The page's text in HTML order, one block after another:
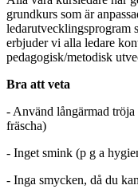
grundkurs som är
ledarutvecklingsprogram
erbjuder vi alla ledare
pedagogisk/metodisk
Bra att veta
- Använd långärmad
fräscha)
- Inget smink (p g a
- Inga smycken, då du